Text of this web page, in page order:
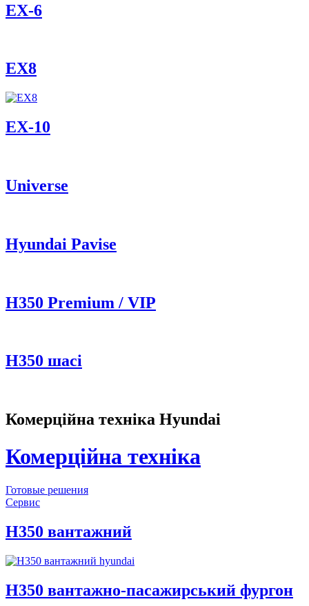
ЕХ-6
EX8
ЕХ-10
Universe
Hyundai Pavise
Н350 Premium / VIP
H350 шасі
Комерційна техніка Hyundai
Комерційна техніка
Готовые решения
Сервис
H350 вантажний
H350 вантажно-пасажирський фургон